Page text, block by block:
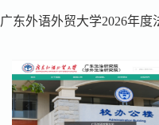
广东外语外贸大学2026年